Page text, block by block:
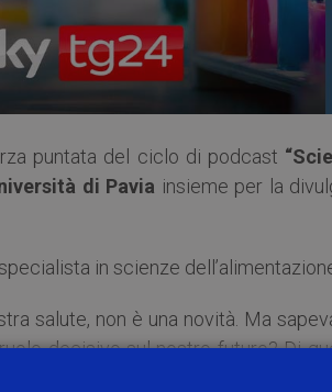
puntata del ciclo di podcast
di Pavia insieme per la
in scienze
salute, non è una novità. Ma
decisivo sul nostro futuro? Di
parla in questa nuova puntata.